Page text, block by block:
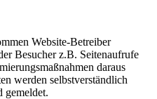
Website-Betreiber
Besucher z.B. Seitenaufrufe
daraus
werden selbstverständlich
gemeldet.